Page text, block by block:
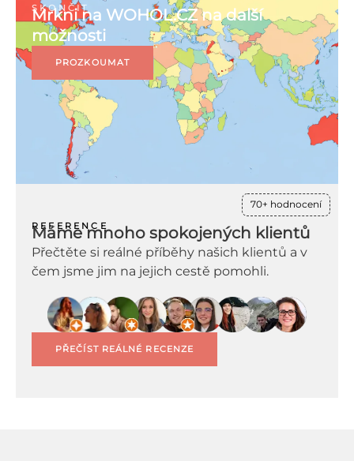
SKONČIT
Mrkni na WOHOL.CZ na další
možnosti
PROZKOUMAT
70+ hodnocení
REFERENCE
Máme mnoho spokojených klientů
Přečtěte si reálné příběhy našich klientů a v
čem jsme jim na jejich cestě pomohli.
PŘEČÍST REÁLNÉ RECENZE